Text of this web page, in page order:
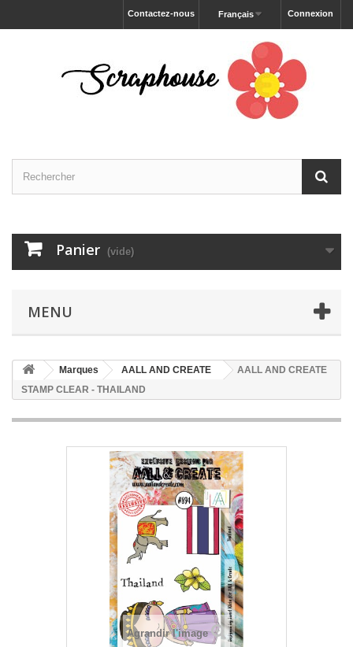
Connexion
Français
Contactez-nous
Panier (vide)
MENU
Marques AALL AND CREATE
AALL AND CREATE
STAMP CLEAR - THAILAND
Agrandir l'image